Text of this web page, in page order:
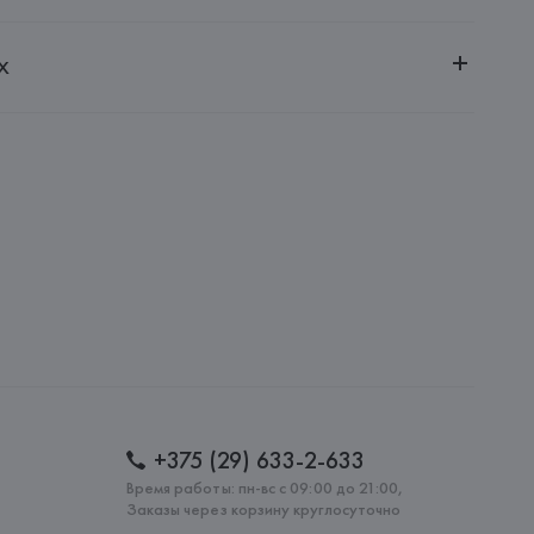
г. Минск, ул. Рафиева, д. 64, помещение 2-27
+375 (29) 633-2-633
Время работы: пн-вс с 09:00 до 21:00,
Заказы через корзину круглосуточно